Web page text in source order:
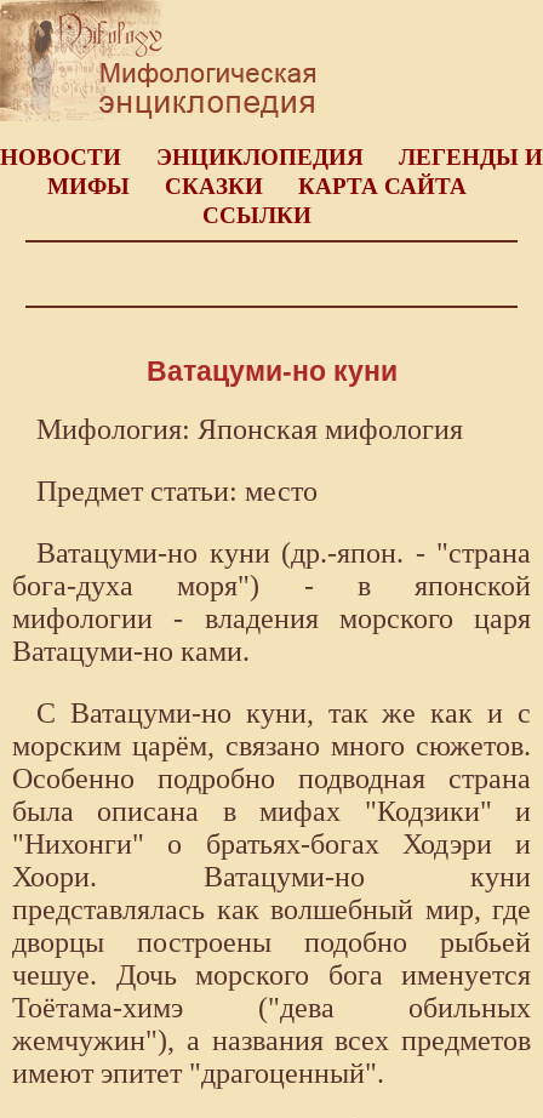
НОВОСТИ ЭНЦИКЛОПЕДИЯ
ЛЕГЕНДЫ И
МИФЫ
СКАЗКИ
КАРТА САЙТА
ССЫЛКИ
Ватацуми-но куни
Мифология: Японская мифология
Предмет статьи: место
Ватацуми-но куни (др.-япон. - "страна
бога-духа моря") - в япон­ской
мифологии - владения морского царя
Ватацуми-но ками.
С Ватацуми-но куни, так же как и с
морским царём, связано много сюжетов.
Особенно подробно подводная страна
была описана в мифах "Кодзики" и
"Нихонги" о братьях-богах Ходэри и
Хоори. Ватацуми-но куни
представлялась как волшебный мир, где
дворцы построены подобно рыбьей
чешуе. Дочь морского бога именуется
Тоётама-химэ ("дева обильных
жемчужин"), а названия всех предметов
имеют эпитет "драгоценный".